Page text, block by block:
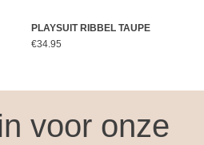
PLAYSUIT RIBBEL TAUPE
€34.95
voor onze